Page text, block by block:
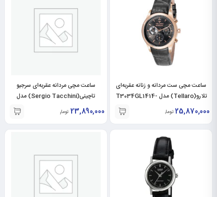
ساعت مچی ست مردانه و زنانه عقربه‌ای
تلارو(Tellaro) مدل T3034GL1414-
T3034LL141425,870,000 تومان
ساعت مچی مردانه عقربه‌ای سرجیو
تاچینی(Sergio Tacchini) مدل
ST.1.10140-423,890,000 تومان